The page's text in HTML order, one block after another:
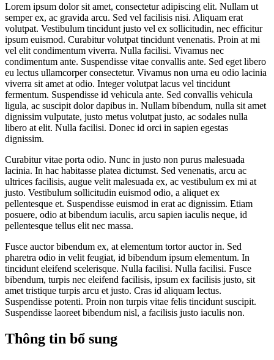
Lorem ipsum dolor sit amet, consectetur adipiscing elit. Nullam ut
semper ex, ac gravida arcu. Sed vel facilisis nisi. Aliquam erat
volutpat. Vestibulum tincidunt justo vel ex sollicitudin, nec efficitur
ipsum euismod. Curabitur volutpat tincidunt venenatis. Proin at mi
vel elit condimentum viverra. Nulla facilisi. Vivamus nec
condimentum ante. Suspendisse vitae convallis ante. Sed eget libero
eu lectus ullamcorper consectetur. Vivamus non urna eu odio lacinia
viverra sit amet at odio. Integer volutpat lacus vel tincidunt
fermentum. Suspendisse id vehicula ante. Sed convallis vehicula
ligula, ac suscipit dolor dapibus in. Nullam bibendum, nulla sit amet
dignissim vulputate, justo metus volutpat justo, ac sodales nulla
libero at elit. Nulla facilisi. Donec id orci in sapien egestas
dignissim.
Curabitur vitae porta odio. Nunc in justo non purus malesuada
lacinia. In hac habitasse platea dictumst. Sed venenatis, arcu ac
ultrices facilisis, augue velit malesuada ex, ac vestibulum ex mi at
justo. Vestibulum sollicitudin euismod odio, a aliquet ex
pellentesque et. Suspendisse euismod in erat ac dignissim. Etiam
posuere, odio at bibendum iaculis, arcu sapien iaculis neque, id
pellentesque tellus elit nec massa.
Fusce auctor bibendum ex, at elementum tortor auctor in. Sed
pharetra odio in velit feugiat, id bibendum ipsum elementum. In
tincidunt eleifend scelerisque. Nulla facilisi. Nulla facilisi. Fusce
bibendum, turpis nec eleifend facilisis, ipsum ex facilisis justo, sit
amet tristique turpis arcu et justo. Cras id aliquam lectus.
Suspendisse potenti. Proin non turpis vitae felis tincidunt suscipit.
Suspendisse laoreet bibendum nisl, a facilisis justo iaculis non.
Thông tin bổ sung